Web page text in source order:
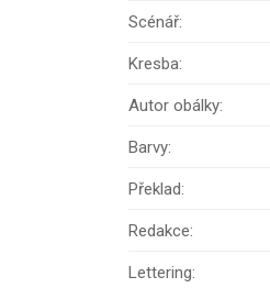
Scénář:
Kresba:
Autor obálky:
Barvy:
Překlad:
Redakce:
Lettering: